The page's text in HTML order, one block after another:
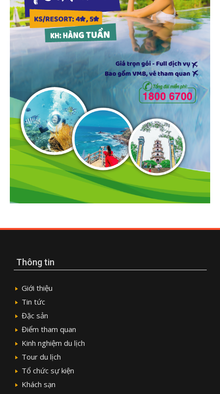
Thông tin
Giới thiệu
Tin tức
Đặc sản
Điểm tham quan
Kinh nghiệm du lịch
Tour du lịch
Tổ chức sự kiện
Khách sạn